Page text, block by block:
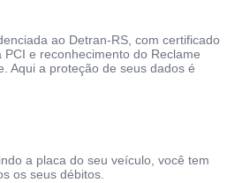
ao Detran-RS, com certificado
PCI e reconhecimento do Reclame
Aqui a proteção de seus dados é
a placa do seu veículo, você tem
os seus débitos.